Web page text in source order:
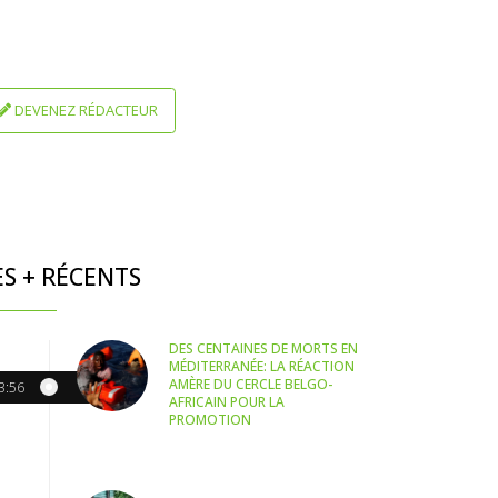
DEVENEZ RÉDACTEUR
+ RÉCENTS
DES CENTAINES DE MORTS EN
MÉDITERRANÉE: LA RÉACTION
AMÈRE DU CERCLE BELGO-
AFRICAIN POUR LA
PROMOTION